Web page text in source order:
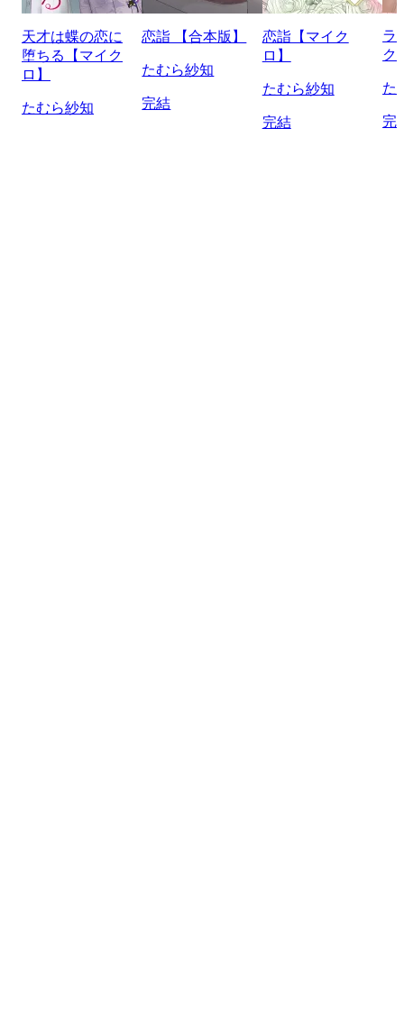
天才は蝶の恋に
堕ちる【マイク
ロ】
たむら紗知
恋詣 【合本版】
たむら紗知
完結
恋詣【マイク
ロ】
たむら紗知
完結
ラ
ク
た
完